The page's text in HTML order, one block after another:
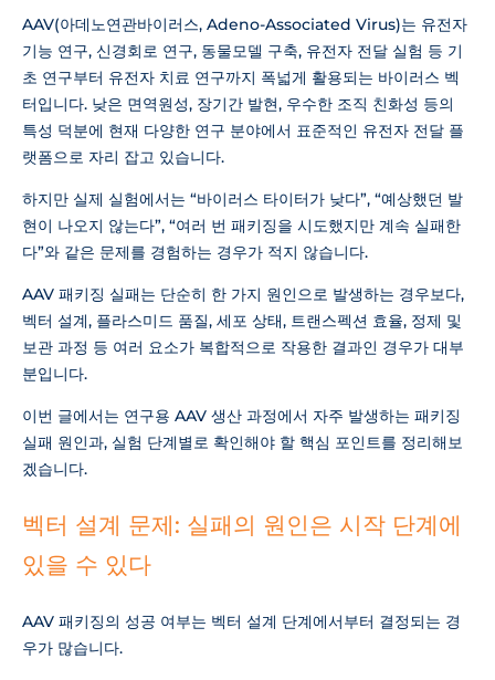
AAV(아데노연관바이러스, Adeno-Associated Virus)는 유전자
기능 연구, 신경회로 연구, 동물모델 구축, 유전자 전달 실험 등 기
초 연구부터 유전자 치료 연구까지 폭넓게 활용되는 바이러스 벡
터입니다. 낮은 면역원성, 장기간 발현, 우수한 조직 친화성 등의
특성 덕분에 현재 다양한 연구 분야에서 표준적인 유전자 전달 플
랫폼으로 자리 잡고 있습니다.
하지만 실제 실험에서는 “바이러스 타이터가 낮다”, “예상했던 발
현이 나오지 않는다”, “여러 번 패키징을 시도했지만 계속 실패한
다”와 같은 문제를 경험하는 경우가 적지 않습니다.
AAV 패키징 실패는 단순히 한 가지 원인으로 발생하는 경우보다,
벡터 설계, 플라스미드 품질, 세포 상태, 트랜스펙션 효율, 정제 및
보관 과정 등 여러 요소가 복합적으로 작용한 결과인 경우가 대부
분입니다.
이번 글에서는 연구용 AAV 생산 과정에서 자주 발생하는 패키징
실패 원인과, 실험 단계별로 확인해야 할 핵심 포인트를 정리해보
겠습니다.
벡터 설계 문제: 실패의 원인은 시작 단계에
있을 수 있다
AAV 패키징의 성공 여부는 벡터 설계 단계에서부터 결정되는 경
우가 많습니다.